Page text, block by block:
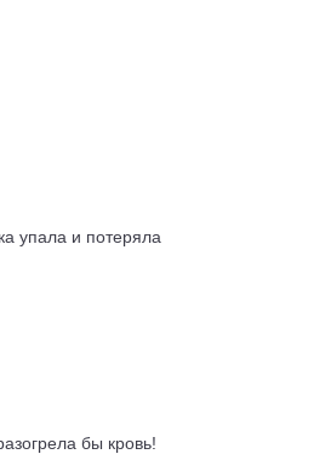
упала и потеряла
бы кровь!